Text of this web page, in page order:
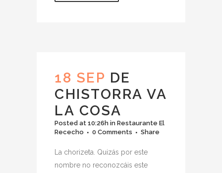
18 SEP DE
CHISTORRA VA
LA COSA
Posted at 10:26h in Restaurante El
Rececho
0 Comments Share
La chorizeta. Quizás por este
nombre no reconozcáis este